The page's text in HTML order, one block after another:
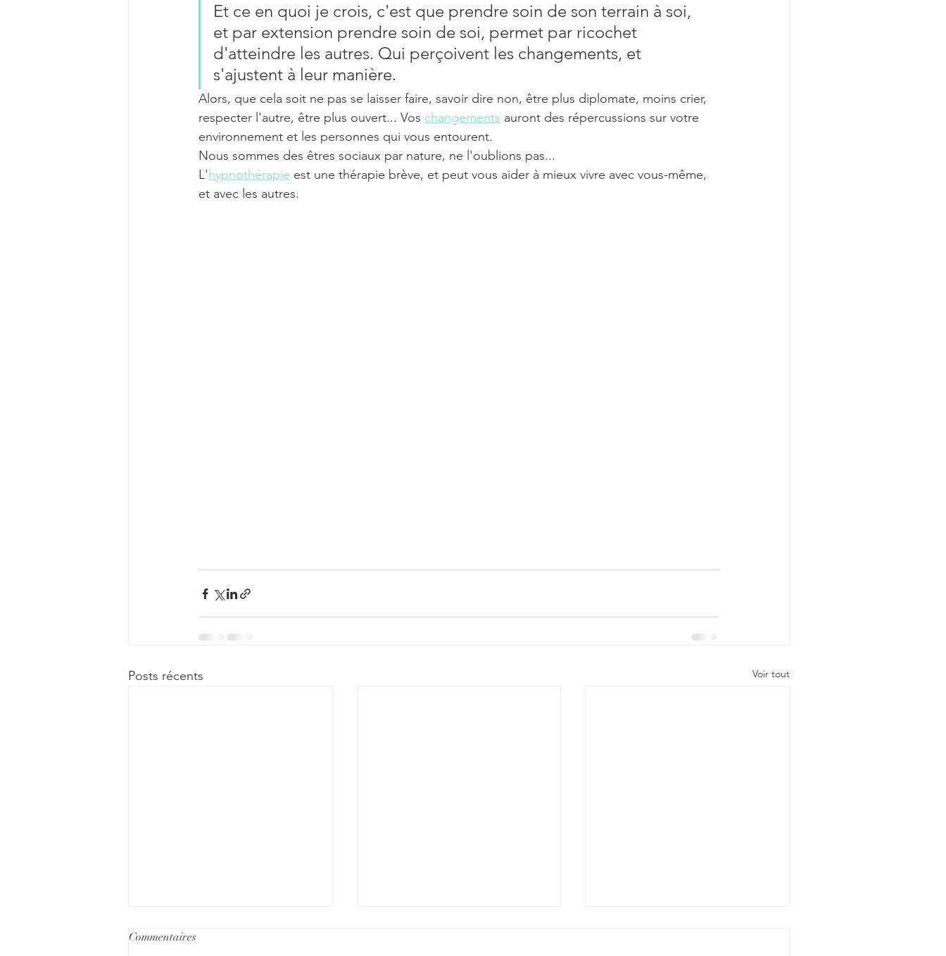
Et ce en quoi je crois, c'est que prendre soin de son terrain à soi,
et par extension prendre soin de soi, permet par ricochet
d'atteindre les autres. Qui perçoivent les changements, et
s'ajustent à leur manière.
Alors, que cela soit ne pas se laisser faire, savoir dire non, être plus diplomate, moins crier,
respecter l'autre, être plus ouvert... Vos changements auront des répercussions sur votre
environnement et les personnes qui vous entourent.
Nous sommes des êtres sociaux par nature, ne l'oublions pas...
L'hypnothérapie est une thérapie brève, et peut vous aider à mieux vivre avec vous-même,
et avec les autres.
Posts récents Voir tout
Commentaires